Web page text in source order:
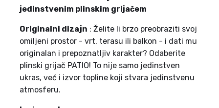
jedinstvenim plinskim grijačem
Originalni dizajn : Želite li brzo preobraziti svoj
omiljeni prostor - vrt, terasu ili balkon - i dati mu
originalan i prepoznatljiv karakter? Odaberite
plinski grijač PATIO! To nije samo jedinstven
ukras, već i izvor topline koji stvara jedinstvenu
atmosferu.